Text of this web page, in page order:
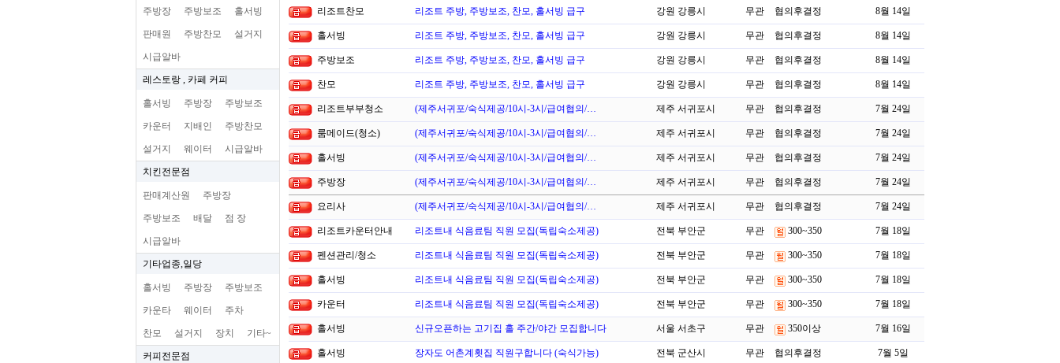
주방장 주방보조 홀서빙
판매원 주방찬모 설거지
시급알바
레스토랑 , 카페 커피
홀서빙 주방장 주방보조
카운터 지배인 주방찬모
설거지 웨이터 시급알바
치킨전문점
판매계산원 주방장
주방보조 배달 점 장
시급알바
기타업종,일당
홀서빙 주방장 주방보조
카운타 웨이터 주차
찬모 설거지 장치 기타~
커피전문점
리조트찬모 리조트 주방, 주방보조, 찬모, 홀서빙 급구 강원 강릉시 무관 협의후결정 8월 14일
홀서빙 리조트 주방, 주방보조, 찬모, 홀서빙 급구 강원 강릉시 무관 협의후결정 8월 14일
주방보조 리조트 주방, 주방보조, 찬모, 홀서빙 급구 강원 강릉시 무관 협의후결정 8월 14일
찬모 리조트 주방, 주방보조, 찬모, 홀서빙 급구 강원 강릉시 무관 협의후결정 8월 14일
리조트부부청소 (제주서귀포/숙식제공/10시-3시/급여협의/… 제주 서귀포시 무관 협의후결정 7월 24일
룸메이드(청소) (제주서귀포/숙식제공/10시-3시/급여협의/… 제주 서귀포시 무관 협의후결정 7월 24일
홀서빙 (제주서귀포/숙식제공/10시-3시/급여협의/… 제주 서귀포시 무관 협의후결정 7월 24일
주방장 (제주서귀포/숙식제공/10시-3시/급여협의/… 제주 서귀포시 무관 협의후결정 7월 24일
요리사 (제주서귀포/숙식제공/10시-3시/급여협의/… 제주 서귀포시 무관 협의후결정 7월 24일
리조트카운터안내 리조트내 식음료팀 직원 모집(독립숙소제공) 전북 부안군 무관 300~350 7월 18일
펜션관리/청소 리조트내 식음료팀 직원 모집(독립숙소제공) 전북 부안군 무관 300~350 7월 18일
홀서빙 리조트내 식음료팀 직원 모집(독립숙소제공) 전북 부안군 무관 300~350 7월 18일
카운터 리조트내 식음료팀 직원 모집(독립숙소제공) 전북 부안군 무관 300~350 7월 18일
홀서빙 신규오픈하는 고기집 홀 주간/야간 모집합니다 서울 서초구 무관 350이상 7월 16일
홀서빙 장자도 어촌계횟집 직원구합니다 (숙식가능) 전북 군산시 무관 협의후결정 7월 5일